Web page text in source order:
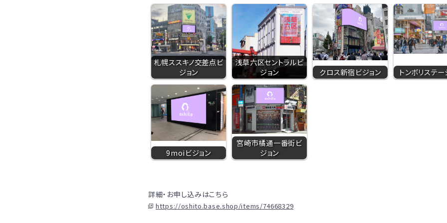
札幌ススキノ交差点ビ
ジョン
浅草六区セントラルビ
ジョン
クロス新宿ビジョン トンボリステー
9moiビジョン
宮崎市橘通一番街ビ
ジョン
詳細・お申し込みはこちら
https://oshito.base.shop/items/74668329